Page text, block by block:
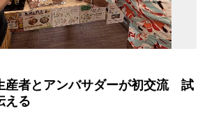
産者とアンバサダーが初交流 試
える